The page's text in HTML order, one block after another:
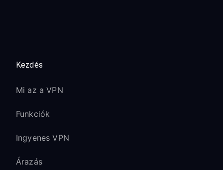
Kezdés
Mi az a VPN
Funkciók
Ingyenes VPN
Árazás